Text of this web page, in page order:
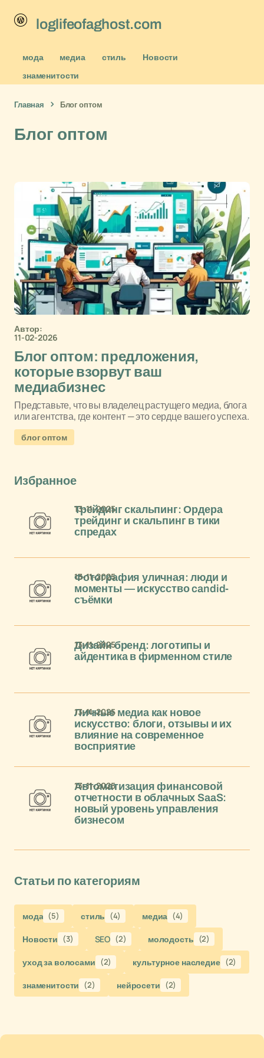
loglifeofaghost.com
мода медиа стиль
Новости
знаменитости
Главная Блог оптом
Блог оптом
Автор:
11-02-2026
Блог оптом: предложения,
которые взорвут ваш
медиабизнес
Представьте, что вы владелец растущего медиа, блога
или агентства, где контент — это сердце вашего успеха.
блог оптом
Избранное
Трейдинг скальпинг: Ордера
трейдинг и скальпинг в тики
спредах
13-11-2025
Фотография уличная: люди и
моменты — искусство candid-
съёмки
13-11-2025
Дизайн бренд: логотипы и
айдентика в фирменном стиле
13-11-2025
Личные медиа как новое
искусство: блоги, отзывы и их
влияние на современное
восприятие
13-11-2025
Автоматизация финансовой
отчетности в облачных SaaS:
новый уровень управления
бизнесом
13-11-2025
Статьи по категориям
мода (5) стиль (4) медиа (4)
Новости (3) SEO (2) молодость (2)
уход за волосами (2) культурное наследие (2)
знаменитости (2) нейросети (2)